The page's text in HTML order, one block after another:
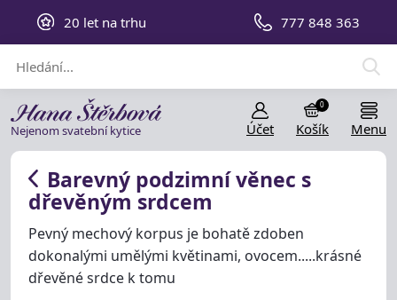
20 let na trhu 777 848 363
Nejenom svatební kytice Účet Košík
0
Menu
Barevný podzimní věnec s
dřevěným srdcem
Pevný mechový korpus je bohatě zdoben
dokonalými umělými květinami, ovocem.....krásné
dřevěné srdce k tomu